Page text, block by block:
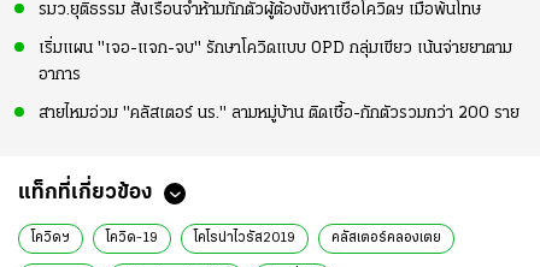
รมว.ยุติธรรม สั่งเรือนจำห้ามกักตัวผู้ต้องขังหาเชื้อโควิดฯ เมื่อพ้นโทษ
เริ่มแผน "เจอ-แจก-จบ" รักษาโควิดแบบ OPD กลุ่มเขียว เน้นจ่ายยาตาม
อาการ
สายไหมอ่วม "คลัสเตอร์ นร." ลามหมู่บ้าน ติดเชื้อ-กักตัวรวมกว่า 200 ราย
แท็กที่เกี่ยวข้อง
โควิดฯ โควิด-19 โคโรน่าไวรัส2019 คลัสเตอร์คลองเตย